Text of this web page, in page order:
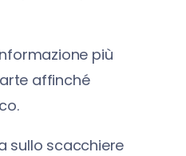
più
affinché
sullo scacchiere